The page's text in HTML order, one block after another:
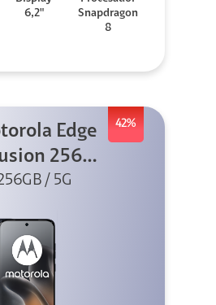
6,2"
Snapdragon
8
42%
Edge
256GB
Azul/ 5G